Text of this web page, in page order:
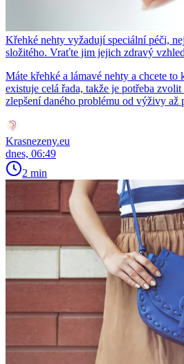
Křehké nehty vyžadují speciální péči,
složitého. Vraťte jim jejich zdravý
Máte křehké a lámavé nehty a chcete to
existuje celá řada, takže je potřeba
zlepšení daného problému od výživy až
Krasnezeny.eu
dnes, 06:49
2 min